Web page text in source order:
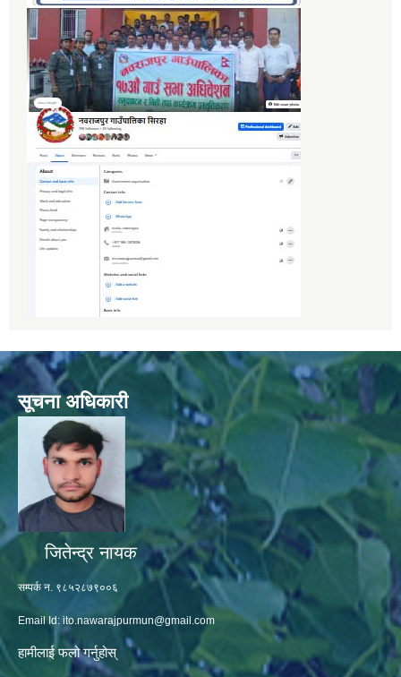
सूचना अधिकारी
जितेन्द्र नायक
सम्पर्क न. ९८५२८७९००६
Email Id: ito.nawarajpurmun@gmail.com
हामीलाई फलो गर्नुहोस्